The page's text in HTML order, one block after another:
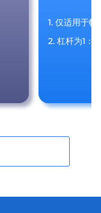
1. 仅适用于
2. 杠杆为1：